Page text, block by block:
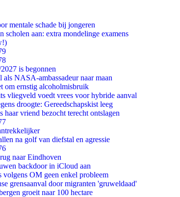
mentale schade bij jongeren
aan: extra mondelinge examens
is begonnen
NASA-ambassadeur naar maan
om ernstig alcoholmisbruik
vliegveld voedt vrees voor hybride aanval
droogte: Gereedschapskist leeg
haar vriend bezocht terecht ontslagen
na golf van diefstal en agressie
naar Eindhoven
backdoor in iCloud aan
volgens OM geen enkel probleem
grensaanval door migranten 'gruweldaad'
groeit naar 100 hectare